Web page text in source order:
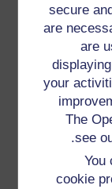
secure
are
are
your
The
see
.
You
cookie
Key
والتي قد